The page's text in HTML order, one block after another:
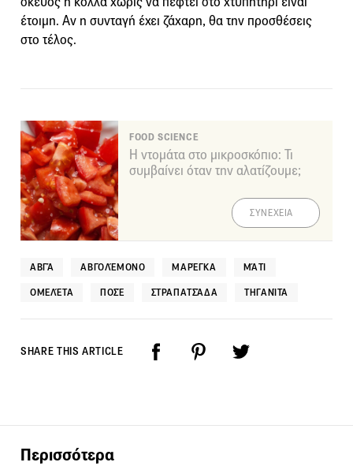
έτοιμη. Αν η συνταγή έχει ζάχαρη, θα την προσθέσεις
στο τέλος.
FOOD SCIENCE
Η ντομάτα στο μικροσκόπιο: Τι
συμβαίνει όταν την αλατίζουμε;
ΣΥΝΕΧΕΙΑ
ΑΒΓΆ ΑΒΓΟΛΈΜΟΝΟ ΜΑΡΈΓΚΑ ΜΆΤΙ
ΟΜΕΛΈΤΑ ΠΟΣΈ ΣΤΡΑΠΑΤΣΆΔΑ ΤΗΓΑΝΊΤΑ
SHARE THIS ARTICLE
Περισσότερα